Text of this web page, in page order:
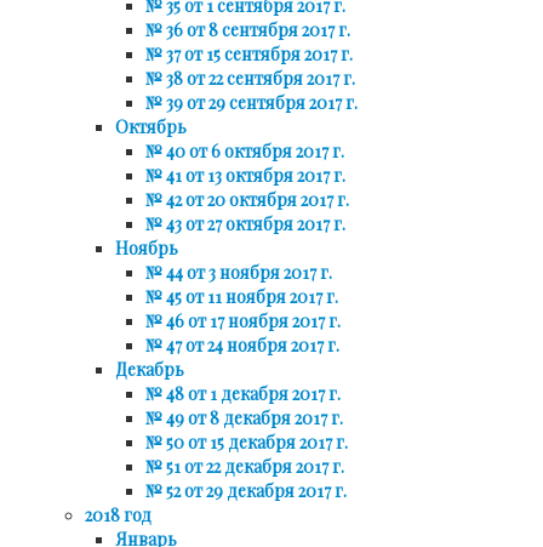
№ 35 от 1 сентября 2017 г.
№ 36 от 8 сентября 2017 г.
№ 37 от 15 сентября 2017 г.
№ 38 от 22 сентября 2017 г.
№ 39 от 29 сентября 2017 г.
Октябрь
№ 40 от 6 октября 2017 г.
№ 41 от 13 октября 2017 г.
№ 42 от 20 октября 2017 г.
№ 43 от 27 октября 2017 г.
Ноябрь
№ 44 от 3 ноября 2017 г.
№ 45 от 11 ноября 2017 г.
№ 46 от 17 ноября 2017 г.
№ 47 от 24 ноября 2017 г.
Декабрь
№ 48 от 1 декабря 2017 г.
№ 49 от 8 декабря 2017 г.
№ 50 от 15 декабря 2017 г.
№ 51 от 22 декабря 2017 г.
№ 52 от 29 декабря 2017 г.
2018 год
Январь